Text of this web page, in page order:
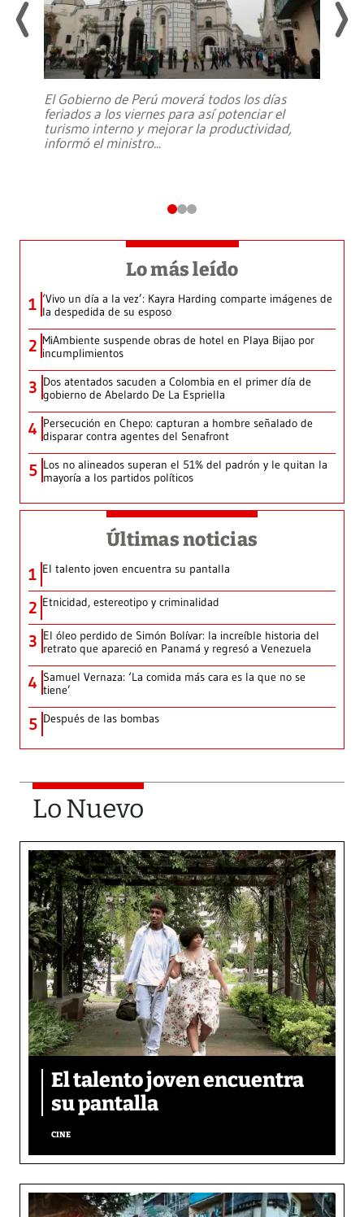
El Gobierno de Perú moverá todos los días
feriados a los viernes para así potenciar el
turismo interno y mejorar la productividad,
informó el ministro...
Lo más leído
1 ‘Vivo un día a la vez’: Kayra Harding comparte imágenes de
la despedida de su esposo
2 MiAmbiente suspende obras de hotel en Playa Bijao por
incumplimientos
3 Dos atentados sacuden a Colombia en el primer día de
gobierno de Abelardo De La Espriella
4 Persecución en Chepo: capturan a hombre señalado de
disparar contra agentes del Senafront
5 Los no alineados superan el 51% del padrón y le quitan la
mayoría a los partidos políticos
Últimas noticias
1 El talento joven encuentra su pantalla​
2 Etnicidad, estereotipo y criminalidad
3 El óleo perdido de Simón Bolívar: la increíble historia del
retrato que apareció en Panamá y regresó a Venezuela
4 Samuel Vernaza: ‘La comida más cara es la que no se
tiene’
5 Después de las bombas
Lo Nuevo
El talento joven encuentra
su pantalla​
CINE